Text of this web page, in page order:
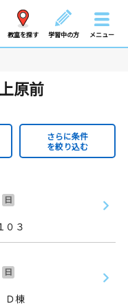
教室を探す 学習中の方 メニュー
原前
さらに条件
を絞り込む
日
０３
日
Ｄ棟